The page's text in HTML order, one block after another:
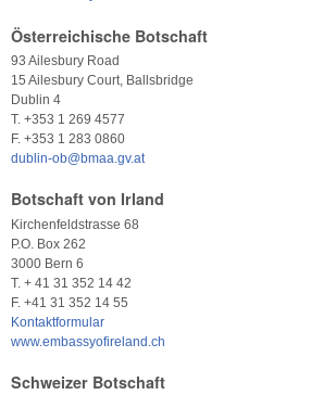
Österreichische Botschaft
93 Ailesbury Road
15 Ailesbury Court, Ballsbridge
Dublin 4
T. +353 1 269 4577
F. +353 1 283 0860
dublin-ob@bmaa.gv.at
Botschaft von Irland
Kirchenfeldstrasse 68
P.O. Box 262
3000 Bern 6
T. + 41 31 352 14 42
F. +41 31 352 14 55
Kontaktformular
www.embassyofireland.ch
Schweizer Botschaft